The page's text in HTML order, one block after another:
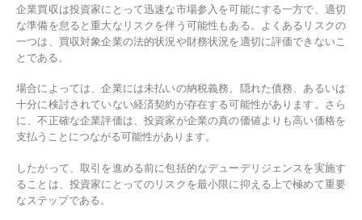
企業買収は投資家にとって迅速な市場参入を可能にする一方で、適切
な準備を怠ると重大なリスクを伴う可能性もある。よくあるリスクの
一つは、買収対象企業の法的状況や財務状況を適切に評価できないこ
とである。
場合によっては、企業には未払いの納税義務、隠れた債務、あるいは
十分に検討されていない経済契約が存在する可能性があります。さら
に、不正確な企業評価は、投資家が企業の真の価値よりも高い価格を
支払うことにつながる可能性があります。
したがって、取引を進める前に包括的なデューデリジェンスを実施す
ることは、投資家にとってのリスクを最小限に抑える上で極めて重要
なステップである。